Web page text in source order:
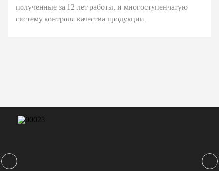
полученные за 12 лет работы, и многоступенчатую
систему контроля качества продукции.